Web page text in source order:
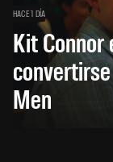
HACE 1 DÍA
Kit Connor
Men